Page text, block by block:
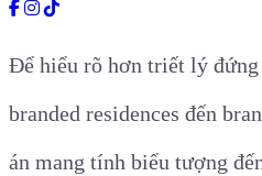
Để hiểu rõ hơn triết lý
branded residences đến
án mang tính biểu tượng